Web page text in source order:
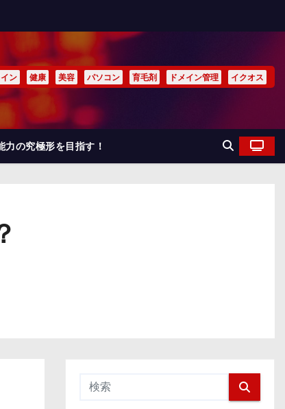
ン 健康 美容 パソコン 育毛剤 ドメイン管理 イクオス
の究極形を目指す！